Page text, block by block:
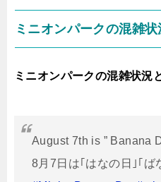
ミニオンパークの混雑
ミニオンパークの混雑状況
August 7th is ” Banana
8月7日は｢はなの日｣｢ば